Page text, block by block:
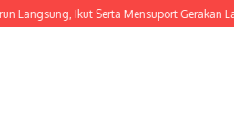
Ikut Serta Mensuport Gerakan Langit Biru